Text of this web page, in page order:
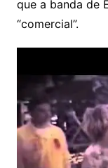
que a banda de
“comercial”.